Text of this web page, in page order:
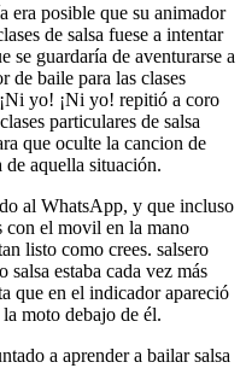
era posible que su animador
de salsa fuese a intentar
se guardaría de aventurarse a
de baile para las clases
yo! ¡Ni yo! repitió a coro
particulares de salsa
que oculte la cancion de
de aquella situación.
al WhatsApp, y que incluso
con el movil en la mano
listo como crees. salsero
salsa estaba cada vez más
que en el indicador apareció
moto debajo de él.
a aprender a bailar salsa